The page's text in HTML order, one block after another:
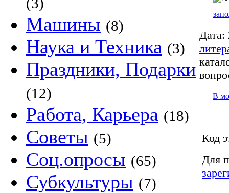
Машины (8)
Наука и Техника (3)
Праздники, Подарки
(12)
Работа, Карьера (18)
Советы (5)
Соц.опросы (65)
Субкультуры (7)
Дата:
В
Код
Для